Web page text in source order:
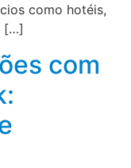
como hotéis,
[…]
com